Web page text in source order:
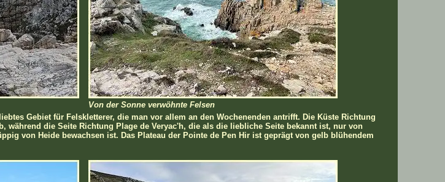
Von der Sonne verwöhnte Felsen
Gebiet für Felskletterer, die man vor allem an den Wochenenden antrifft. Die Küste Richtung
während die Seite Richtung Plage de Veryac'h, die als die liebliche Seite bekannt ist, nur von
von Heide bewachsen ist. Das Plateau der Pointe de Pen Hir ist geprägt von gelb blühendem